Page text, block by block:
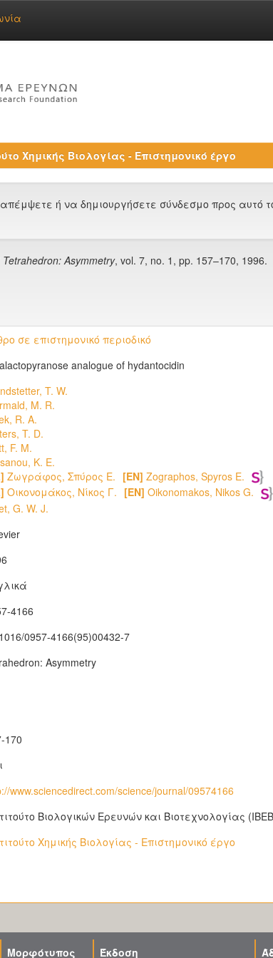
Χημικής Βιολογίας - Επιστημονικό έργο
ή να δημιουργήσετε σύνδεσμο προς αυτό
Tetrahedron: Asymmetry, vol. 7, no. 1, pp. 157–170, 1996.
σε επιστημονικό περιοδικό
analogue of hydantocidin
T. W.
M. R.
R. A.
T. D.
F. M.
K. E.
Ζωγράφος, Σπύρος Ε. [EN] Zographos, Spyros E.
Οικονομάκος, Νίκος Γ. [EN] Oikonomakos, Nikos G.
G. W. J.
4166
0957-4166(95)00432-7
Asymmetry
170
www.sciencedirect.com/science/journal/09574166
Βιολογικών Ερευνών και Βιοτεχνολογίας
Χημικής Βιολογίας - Επιστημονικό έργο
Μορφότυπος Έκδοση